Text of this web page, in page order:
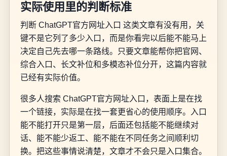
实际使用里的判断标准
判断 ChatGPT官方网址入口 这类文章有没有用，关
键不是它列了多少入口，而是你看完以后能不能马上
决定自己先去哪一条路线。只要文章能帮你把官网、
综合入口、长文补位和多模态补位分开，这篇内容就
已经有实际价值。
很多人搜索 ChatGPT官方网址入口，表面上是在找
一个链接，实际是在找一套更省心的使用顺序。入口
能不能打开只是第一层，后面还包括能不能继续对
话、能不能少返工、能不能在不同任务之间顺利切
换。把这些事情说清楚，文章才不会只是入口集合。